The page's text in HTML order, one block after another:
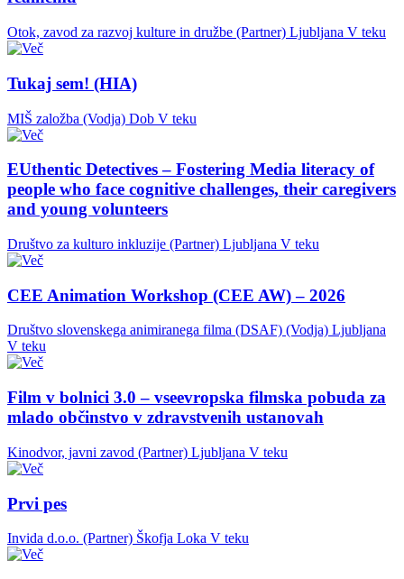
Otok, zavod za razvoj kulture in družbe (Partner) Ljubljana V teku
Tukaj sem! (HIA)
MIŠ založba (Vodja) Dob V teku
EUthentic Detectives – Fostering Media literacy of
people who face cognitive challenges, their caregivers
and young volunteers
Društvo za kulturo inkluzije (Partner) Ljubljana V teku
CEE Animation Workshop (CEE AW) – 2026
Društvo slovenskega animiranega filma (DSAF) (Vodja) Ljubljana
V teku
Film v bolnici 3.0 – vseevropska filmska pobuda za
mlado občinstvo v zdravstvenih ustanovah
Kinodvor, javni zavod (Partner) Ljubljana V teku
Prvi pes
Invida d.o.o. (Partner) Škofja Loka V teku